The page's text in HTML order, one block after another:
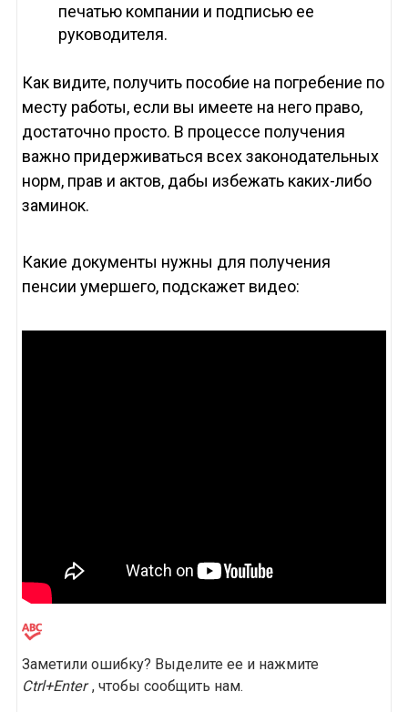
печатью компании и подписью ее
руководителя.
Как видите, получить пособие на погребение по
месту работы, если вы имеете на него право,
достаточно просто. В процессе получения
важно придерживаться всех законодательных
норм, прав и актов, дабы избежать каких-либо
заминок.
Какие документы нужны для получения
пенсии умершего, подскажет видео:
Заметили ошибку? Выделите ее и нажмите
Ctrl+Enter , чтобы сообщить нам.